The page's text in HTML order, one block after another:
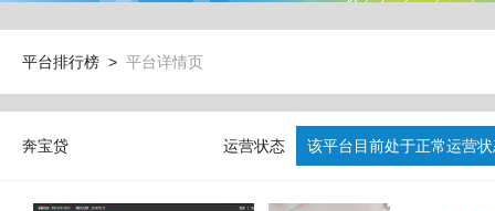
平台排行榜 > 平台详情页
奔宝贷 运营状态 该平台目前处于正常运营